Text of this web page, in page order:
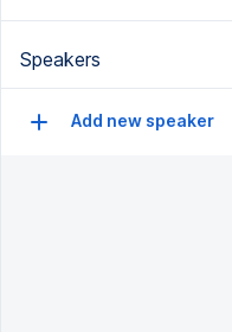
Speakers
Add new speaker